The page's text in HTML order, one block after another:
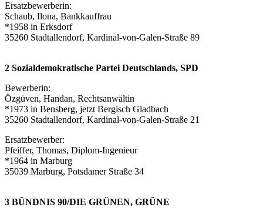
Ersatzbewerberin:
Schaub, Ilona, Bankkauffrau
*1958 in Erksdorf
35260 Stadtallendorf, Kardinal-von-Galen-Straße 89
2 Sozialdemokratische Partei Deutschlands, SPD
Bewerberin:
Özgüven, Handan, Rechtsanwältin
*1973 in Bensberg, jetzt Bergisch Gladbach
35260 Stadtallendorf, Kardinal-von-Galen-Straße 21
Ersatzbewerber:
Pfeiffer, Thomas, Diplom-Ingenieur
*1964 in Marburg
35039 Marburg, Potsdamer Straße 34
3 BÜNDNIS 90/DIE GRÜNEN, GRÜNE